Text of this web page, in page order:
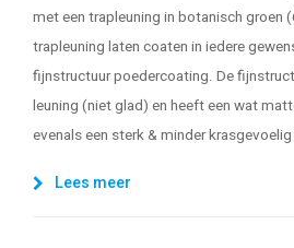
met een trapleuning in botanisch
trapleuning laten coaten in iedere
fijnstructuur poedercoating. De
leuning (niet glad) en heeft een wat
evenals een sterk & minder
Lees meer